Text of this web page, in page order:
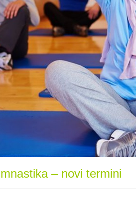
– novi termini